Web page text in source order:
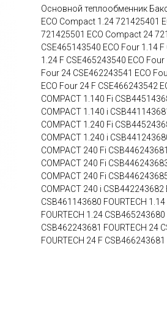
Основной теплообменник
ECO Compact 1.24 721425401
721425501 ECO Compact 24
CSE465143540 ECO Four 1.14
1.24 F CSE465243540 ECO
Four 24 CSE462243541 ECO
ECO Four 24 F CSE466243542
COMPACT 1.140 Fi
COMPACT 1.140 i
COMPACT 1.240 Fi
COMPACT 1.240 i
COMPACT 240 Fi
COMPACT 240 Fi
COMPACT 240 Fi
COMPACT 240 i CSB442243682
CSB461143680 FOURTECH
FOURTECH 1.24
CSB462243681 FOURTECH 24
FOURTECH 24 F CSB466243681